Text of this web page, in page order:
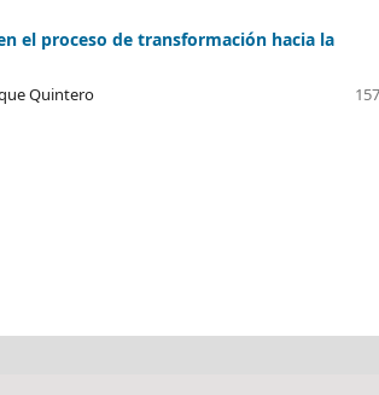
el proceso de transformación hacia la
Quintero